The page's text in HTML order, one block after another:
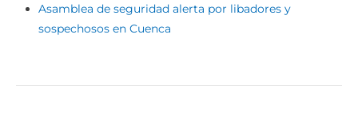
Asamblea de seguridad alerta por libadores y
sospechosos en Cuenca